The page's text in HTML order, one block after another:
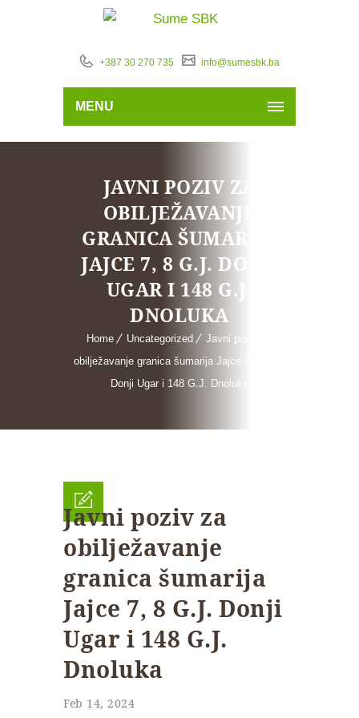
+387 30 270 735 info@sumesbk.ba
MENU
JAVNI POZIV ZA
OBILJEŽAVANJE
GRANICA ŠUMARIJA
JAJCE 7, 8 G.J. DONJI
UGAR I 148 G.J.
DNOLUKA
Home Uncategorized
Javni poziv za
obilježavanje granica šumarija Jajce 7, 8 G.J.
Donji Ugar i 148 G.J. Dnoluka
Javni poziv za
obilježavanje
granica šumarija
Jajce 7, 8 G.J. Donji
Ugar i 148 G.J.
Dnoluka
Feb 14, 2024